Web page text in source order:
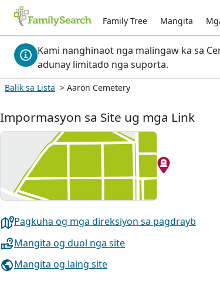
Family Tree Mangita
Kami nanghinaot nga malingaw ka sa
adunay limitado nga suporta.
Balik sa Lista > Aaron Cemetery
Impormasyon sa Site ug mga Link
Pagkuha og mga direksiyon sa pagdrayb
Mangita og duol nga site
Mangita og laing site